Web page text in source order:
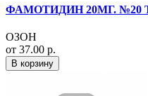
ФАМОТИДИН 20МГ. №20
ОЗОН
от 37.00 р.
В корзину